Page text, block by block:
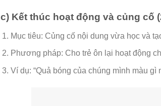
c) Kết thúc hoạt động và củng cố
Mục tiêu: Củng cố nội dung vừa học và
Phương pháp: Cho trẻ ôn lại hoạt động
Ví dụ: “Quả bóng của chúng mình màu